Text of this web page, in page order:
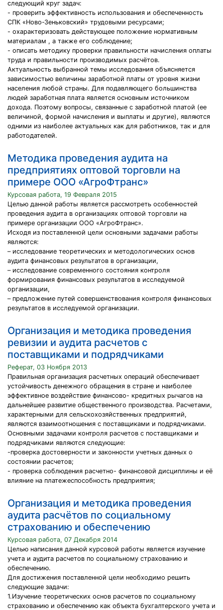
следующий круг задач:
- проверить эффективность использования и обеспеченность
СПК «Ново-Зеньковский» трудовыми ресурсами;
- охарактеризовать действующее положение нормативным
материалам , а также его соблюдение;
- описать методику проверки правильности начисления оплаты
труда и правильности производимых расчётов.
Актуальность выбранной темы исследования объясняется
зависимостью величины заработной платы от уровня жизни
населения любой страны. Для подавляющего большинства
людей заработная плата является основным источником
дохода. Поэтому вопросы, связанные с заработной платой (ее
величиной, формой начисления и выплаты и другие), являются
одними из наиболее актуальных как для работников, так и для
работодателей.
Методика проведения аудита на
предприятиях оптовой торговли на
примере ООО «АгроФтранс»
Курсовая работа, 19 Февраля 2015
Целью данной работы является рассмотреть особенностей
проведения аудита в организациях оптовой торговли на
примере организации ООО «АгроФтранс».
Исходя из поставленной цели основными задачами работы
являются:
– исследование теоретических и методологических основ
аудита финансовых результатов в организации,
– исследование современного состояния контроля
формирования финансовых результатов в исследуемой
организации,
– предложение путей совершенствования контроля финансовых
результатов в исследуемой организации.
Организация и методика проведения
ревизии и аудита расчетов с
поставщиками и подрядчиками
Реферат, 03 Ноября 2013
Правильная организация расчетных операций обеспечивает
устойчивость денежного обращения в стране и наиболее
эффективное воздействие финансово- кредитных рычагов на
дальнейшее развитие общественного производства. Расчетами,
характерными для сельскохозяйственных предприятий,
являются взаимоотношения с поставщиками и подрядчиками.
Основными задачами контроля расчетов с поставщиками и
подрядчиками являются следующие:
-проверка достоверности и законности учетных данных о
состоянии расчетов;
- проверка соблюдения расчетно- финансовой дисциплины и её
влияние на платежеспособность предприятия;
Организация и методика проведения
аудита расчётов по социальному
страхованию и обеспечению
Курсовая работа, 07 Декабря 2014
Целью написания данной курсовой работы является изучение
учета и аудита расчетов по социальному страхованию и
обеспечению.
Для достижения поставленной цели необходимо решить
следующие задачи:
1.Изучение теоретических основ расчетов по социальному
страхованию и обеспечению как объекта бухгалтерского учета и